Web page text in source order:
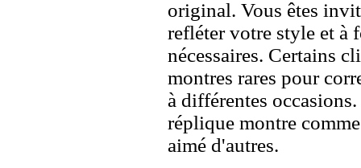
original. Vous êtes
refléter votre style et à
nécessaires. Certains
montres rares pour
à différentes
réplique montre
aimé d'autres.